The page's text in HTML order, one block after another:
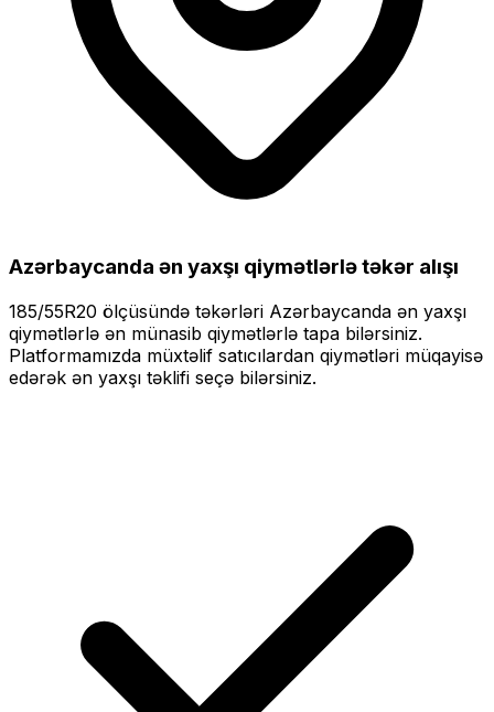
Azərbaycanda ən yaxşı qiymətlərlətəkər alışı
185/55R20 ölçüsündə təkərləri Azərbaycanda ən yaxşı
qiymətlərlə ən münasib qiymətlərlə tapa bilərsiniz.
Platformamızda müxtəlif satıcılardan qiymətləri müqayisə
edərək ən yaxşı təklifi seçə bilərsiniz.